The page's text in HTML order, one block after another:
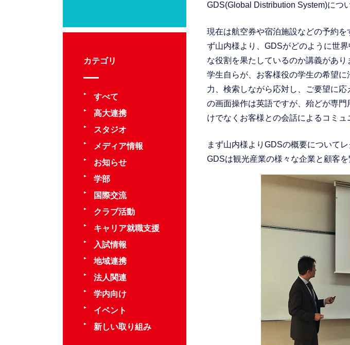
GDS(Global Distribution System)につ
現在は航空券や宿泊施設などの予約
ず山内様より、GDSがどのように世
な役割を果たしているのか講義があ
学生自らが、お客様役の学生の希望
力、検索しながら応対し、ご要望に
の画面操作は英語ですが、殆どが専
けでなくお客様との会話によるコミ
まず山内様よりGDSの概要についてレ
GDSは観光産業の様々な企業と顧客を
カテゴリ
すべて
高大連携
スタジオ
メディア情報
お知らせ
学部
国際交流
クラブ活動
キャリア就職支援
入試情報
地域連携
法人関連
学内向け
イベント
新しい取り組み